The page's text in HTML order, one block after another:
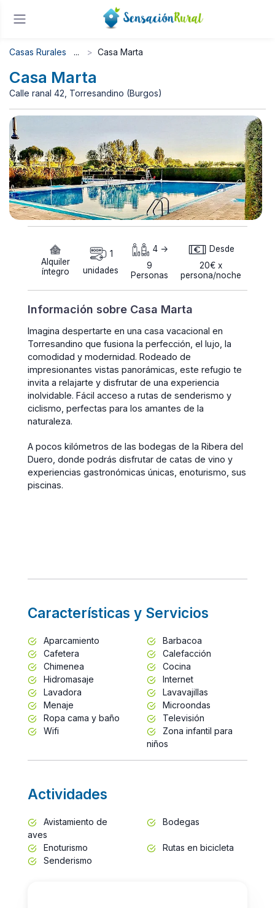
Casas Rurales Casa Marta
Casa Marta
Calle ranal 42, Torresandino (Burgos)
Alquiler
íntegro
1
unidades
4 ->
9
Personas
Desde
20€ x
persona/noche
Información sobre Casa Marta
Imagina despertarte en una casa vacacional en
Torresandino que fusiona la perfección, el lujo, la
comodidad y modernidad. Rodeado de
impresionantes vistas panorámicas, este refugio te
invita a relajarte y disfrutar de una experiencia
inolvidable. Fácil acceso a rutas de senderismo y
ciclismo, perfectas para los amantes de la
naturaleza.
A pocos kilómetros de las bodegas de la Ribera del
Duero, donde podrás disfrutar de catas de vino y
experiencias gastronómicas únicas, enoturismo, sus
piscinas.
Características y Servicios
Aparcamiento
Barbacoa
Cafetera
Calefacción
Chimenea
Cocina
Hidromasaje
Internet
Lavadora
Lavavajillas
Menaje
Microondas
Ropa cama y baño
Televisión
Wifi
Zona infantil para
niños
Actividades
Avistamiento de
aves
Bodegas
Enoturismo
Rutas en bicicleta
Senderismo